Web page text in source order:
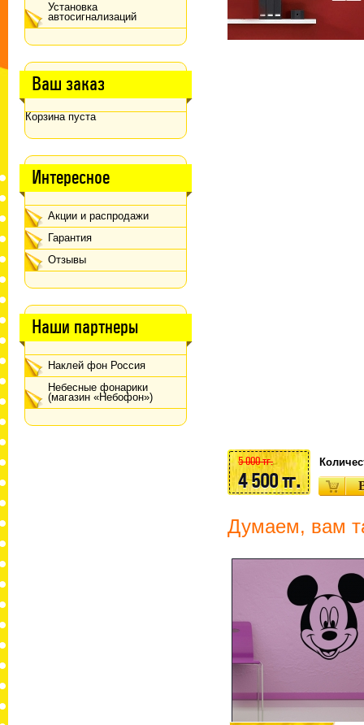
Установка
автосигнализаций
Ваш заказ
Корзина пуста
Интересное
Акции и распродажи
Гарантия
Отзывы
Наши партнеры
Наклей фон Россия
Небесные фонарики
(магазин «Небофон»)
5 000 тг.
4 500 тг.
Думаем, вам